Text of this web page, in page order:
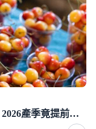
美國櫻桃皇后出事了！出貨量狂瀉52％ 2026產季竟提前結束